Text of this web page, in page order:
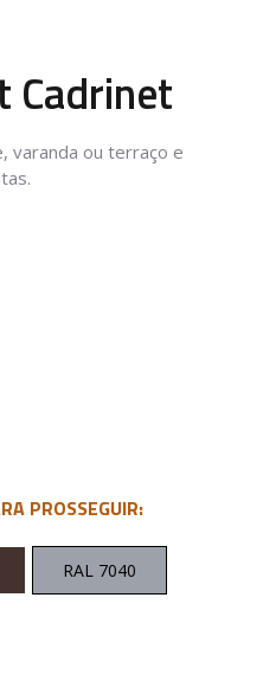
Cadrinet
varanda ou terraço e
PROSSEGUIR:
RAL 7040